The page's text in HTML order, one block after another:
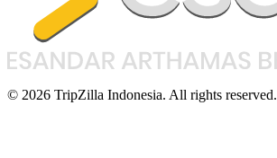
© 2026 TripZilla Indonesia. All rights reserved.